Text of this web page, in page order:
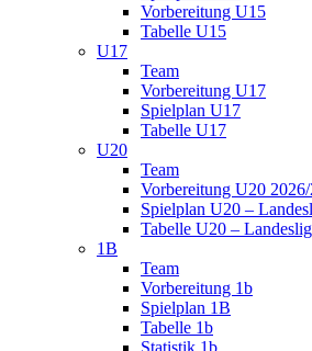
Vorbereitung U15
Tabelle U15
U17
Team
Vorbereitung U17
Spielplan U17
Tabelle U17
U20
Team
Vorbereitung U20
Spielplan U20 –
Tabelle U20 –
1B
Team
Vorbereitung 1b
Spielplan 1B
Tabelle 1b
Statistik 1b